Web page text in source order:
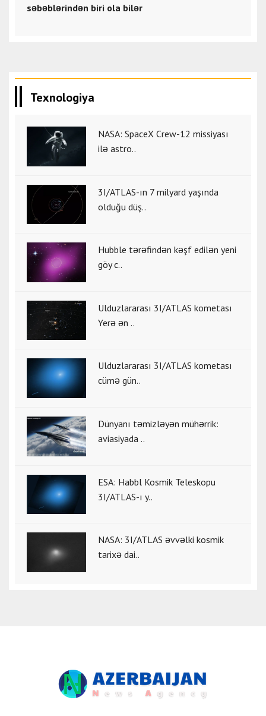
səbəblərindən biri ola bilər
Texnologiya
NASA: SpaceX Crew-12 missiyası
ilə astro..
3I/ATLAS-ın 7 milyard yaşında
olduğu düş..
Hubble tərəfindən kəşf edilən yeni
göy c..
Ulduzlararası 3I/ATLAS kometası
Yerə ən ..
Ulduzlararası 3I/ATLAS kometası
cümə gün..
Dünyanı təmizləyən mühərrik:
aviasiyada ..
ESA: Habbl Kosmik Teleskopu
3I/ATLAS-ı y..
NASA: 3I/ATLAS əvvəlki kosmik
tarixə dai..